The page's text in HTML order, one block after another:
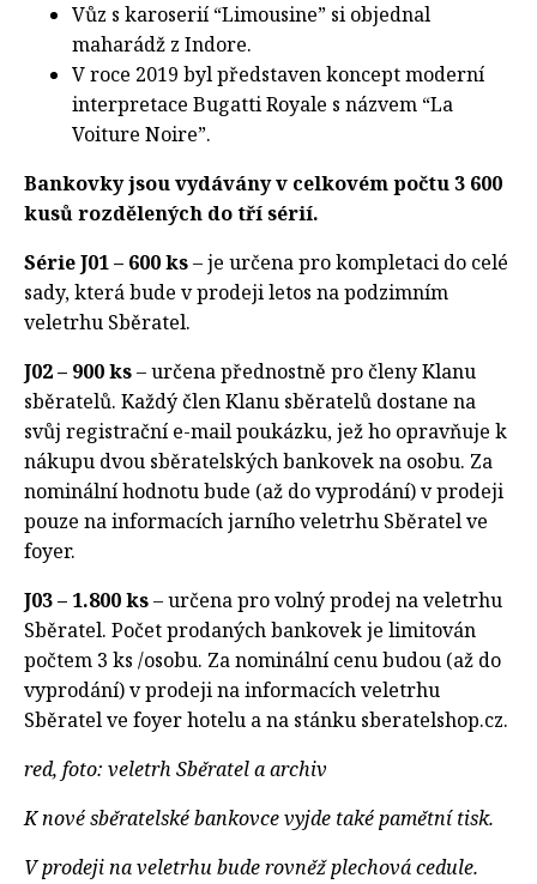
Vůz s karoserií “Limousine” si objednal
maharádž z Indore.
V roce 2019 byl představen koncept moderní
interpretace Bugatti Royale s názvem “La
Voiture Noire”.
Bankovky jsou vydávány v celkovém počtu 3 600
kusů rozdělených do tří sérií.
Série J01 – 600 ks– je určena pro kompletaci do celé
sady, která bude v prodeji letos na podzimním
veletrhu Sběratel.
J02 – 900 ks– určena přednostně pro členy Klanu
sběratelů. Každý člen Klanu sběratelů dostane na
svůj registrační e-mail poukázku, jež ho opravňuje k
nákupu dvou sběratelských bankovek na osobu. Za
nominální hodnotu bude (až do vyprodání) v prodeji
pouze na informacích jarního veletrhu Sběratel ve
foyer.
J03 – 1.800 ks– určena pro volný prodej na veletrhu
Sběratel. Počet prodaných bankovek je limitován
počtem 3 ks /osobu. Za nominální cenu budou (až do
vyprodání) v prodeji na informacích veletrhu
Sběratel ve foyer hotelu a na stánku sberatelshop.cz.
red, foto: veletrh Sběratel a archiv
K nové sběratelské bankovce vyjde také pamětní tisk.
V prodeji na veletrhu bude rovněž plechová cedule.